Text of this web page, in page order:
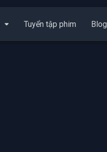
Tuyển tập phim Blog